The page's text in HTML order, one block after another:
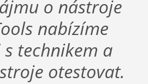
o nástroje
nabízíme
technikem a
otestovat.